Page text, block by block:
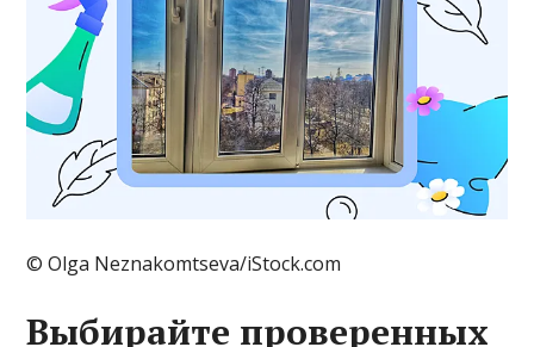
© Olga Neznakomtseva/iStock.com
Выбирайте проверенных